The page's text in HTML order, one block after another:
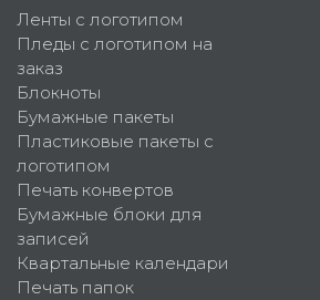
Ленты с логотипом
Пледы с логотипом на
заказ
Блокноты
Бумажные пакеты
Пластиковые пакеты с
логотипом
Печать конвертов
Бумажные блоки для
записей
Квартальные календари
Печать папок